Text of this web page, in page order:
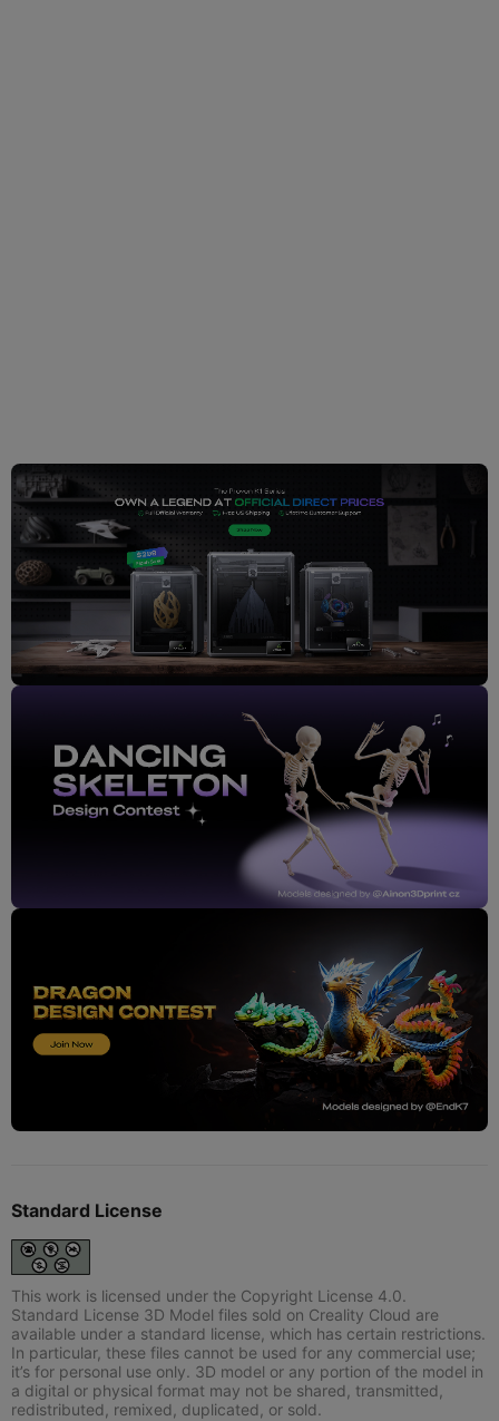
Standard License
This work is licensed under the Copyright License 4.0.
Standard License 3D Model files sold on Creality Cloud are
available under a standard license, which has certain restrictions.
In particular, these files cannot be used for any commercial use;
it’s for personal use only. 3D model or any portion of the model in
a digital or physical format may not be shared, transmitted,
redistributed, remixed, duplicated, or sold.